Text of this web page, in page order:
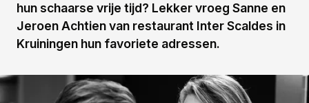
hun schaarse vrije tijd? Lekker vroeg Sanne en
Jeroen Achtien van restaurant Inter Scaldes in
Kruiningen hun favoriete adressen.